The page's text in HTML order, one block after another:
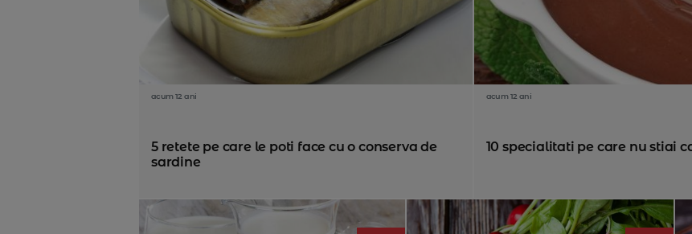
acum 12 ani
5 retete pe care le poti face cu o conserva de
sardine
acum 12 ani
10 specialitati pe care nu stiai